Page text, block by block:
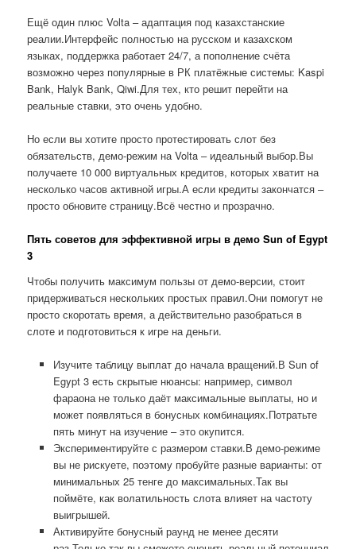
Ещё один плюс Volta – адаптация под казахстанские
реалии.Интерфейс полностью на русском и казахском
языках, поддержка работает 24/7, а пополнение счёта
возможно через популярные в РК платёжные системы: Kaspi
Bank, Halyk Bank, Qiwi.Для тех, кто решит перейти на
реальные ставки, это очень удобно.
Но если вы хотите просто протестировать слот без
обязательств, демо-режим на Volta – идеальный выбор.Вы
получаете 10 000 виртуальных кредитов, которых хватит на
несколько часов активной игры.А если кредиты закончатся –
просто обновите страницу.Всё честно и прозрачно.
Пять советов для эффективной игры в демо Sun of Egypt
3
Чтобы получить максимум пользы от демо-версии, стоит
придерживаться нескольких простых правил.Они помогут не
просто скоротать время, а действительно разобраться в
слоте и подготовиться к игре на деньги.
Изучите таблицу выплат до начала вращений.В Sun of
Egypt 3 есть скрытые нюансы: например, символ
фараона не только даёт максимальные выплаты, но и
может появляться в бонусных комбинациях.Потратьте
пять минут на изучение – это окупится.
Экспериментируйте с размером ставки.В демо-режиме
вы не рискуете, поэтому пробуйте разные варианты: от
минимальных 25 тенге до максимальных.Так вы
поймёте, как волатильность слота влияет на частоту
выигрышей.
Активируйте бонусный раунд не менее десяти